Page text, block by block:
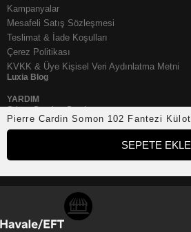
Pierre Cardin Somon 102 Fantezi Külot
SEPETE EKLE
Kampanyalar
Mesafeli Satış Sözleşmesi
Teslimat & İade Koşulları
Çerez Politikası
KVKK & Üye Kişisel Veri Aydınlatma Metni
Luxia Blog
YARDIM
Sıkça Sorulan Sorular
Mağazadan Değişim